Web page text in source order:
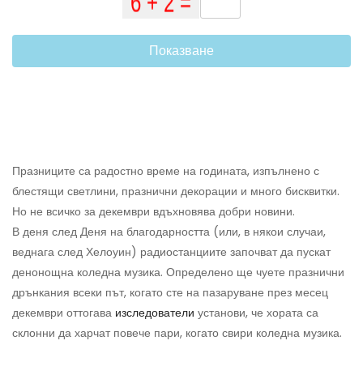
Показване
Празниците са радостно време на годината, изпълнено с
блестящи светлини, празнични декорации и много бисквитки.
Но не всичко за декември вдъхновява добри новини.
В деня след Деня на благодарността (или, в някои случаи,
веднага след Хелоуин) радиостанциите започват да пускат
денонощна коледна музика. Определено ще чуете празнични
дрънкания всеки път, когато сте на пазаруване през месец
декември оттогава изследователи установи, че хората са
склонни да харчат повече пари, когато свири коледна музика.